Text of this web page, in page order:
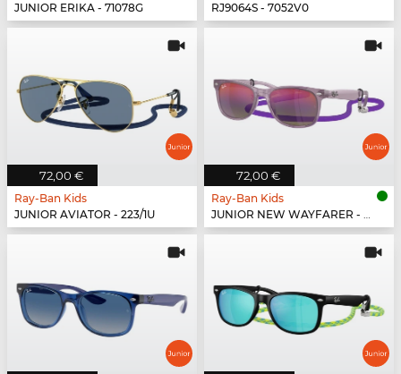
JUNIOR ERIKA - 71078G
RJ9064S - 7052V0
72,00 €
Ray-Ban Kids
JUNIOR AVIATOR - 223/1U
72,00 €
Ray-Ban Kids
JUNIOR NEW WAYFARER - 7147B1